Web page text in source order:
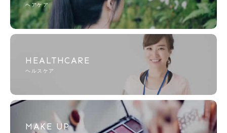
ヘアケア
HEALTHCARE
ヘルスケア
MAKE UP